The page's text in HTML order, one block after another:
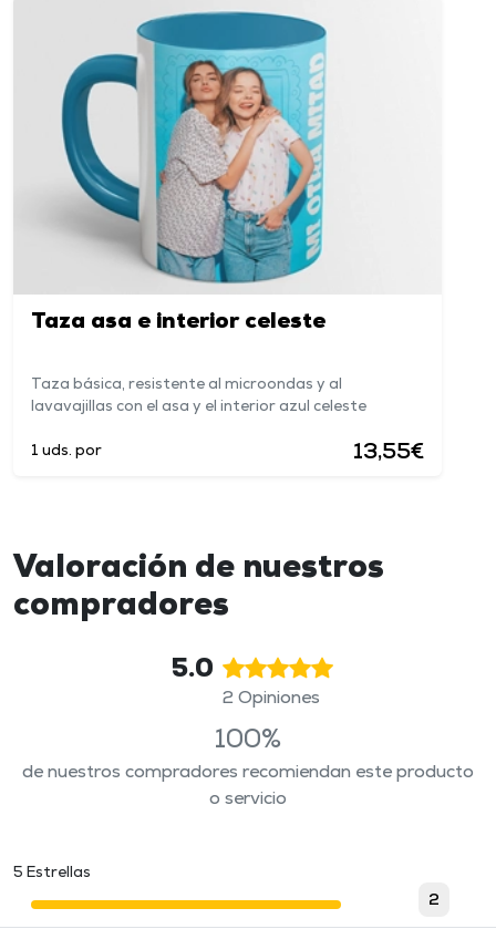
Taza asa e interior celeste
Taza básica, resistente al microondas y al
lavavajillas con el asa y el interior azul celeste
1 uds. por 13,55€
Valoración de nuestros
compradores
5.0
2 Opiniones
100%
de nuestros compradores recomiendan este producto
o servicio
5 Estrellas
2